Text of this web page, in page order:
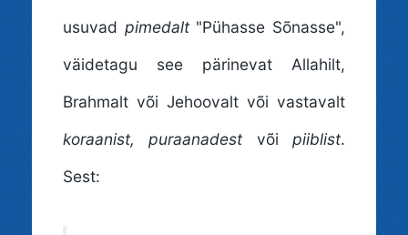
usuvad pimedalt"Pühasse Sõnasse",
väidetagu see pärinevat Allahilt,
Brahmalt või Jehoovalt või vastavalt
koraanist, puraanadest või piiblist.
Sest: